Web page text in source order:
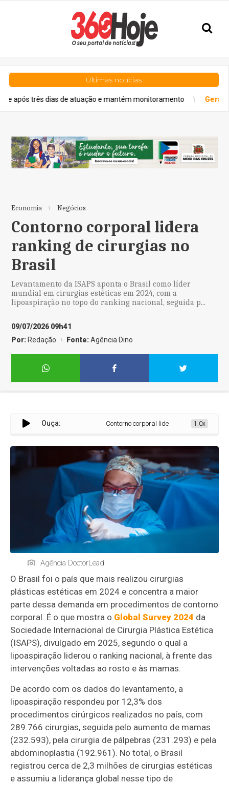
Últimas notícias
de atuação e mantém monitoramento Geral Mega-Sena
Economia Negócios
Contorno corporal lidera
ranking de cirurgias no
Brasil
Levantamento da ISAPS aponta o Brasil como líder
mundial em cirurgias estéticas em 2024, com a
lipoaspiração no topo do ranking nacional, seguida p...
09/07/2026 09h41
Por: Redação Fonte:Agência Dino
Ouça: Contorno corporal lidera ranking de
1.0x
Agência DoctorLead
O Brasil foi o país que mais realizou cirurgias
plásticas estéticas em 2024 e concentra a maior
parte dessa demanda em procedimentos de contorno
corporal. É o que mostra o Global Survey 2024 da
Sociedade Internacional de Cirurgia Plástica Estética
(ISAPS), divulgado em 2025, segundo o qual a
lipoaspiração liderou o ranking nacional, à frente das
intervenções voltadas ao rosto e às mamas.
De acordo com os dados do levantamento, a
lipoaspiração respondeu por 12,3% dos
procedimentos cirúrgicos realizados no país, com
289.766 cirurgias, seguida pelo aumento de mamas
(232.593), pela cirurgia de pálpebras (231.293) e pela
abdominoplastia (192.961). No total, o Brasil
registrou cerca de 2,3 milhões de cirurgias estéticas
e assumiu a liderança global nesse tipo de